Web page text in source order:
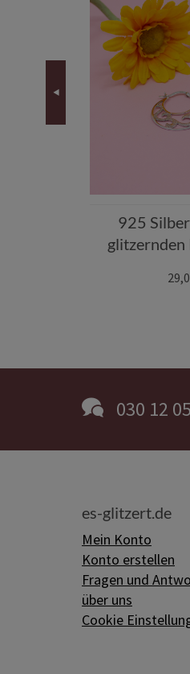
925
glitzernden
030 12
es-glitzert.de
Mein Konto
Konto erstellen
Fragen und
über uns
Cookie